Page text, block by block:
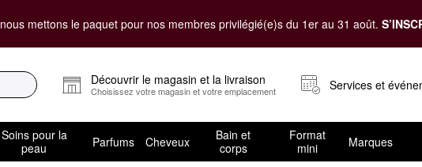
nous mettons le paquet pour nos membres privilégié(e)s du 1er au 31 août.
Découvrir le magasin et la livraison
Choisissez votre magasin et votre emplacement Services et
Soins pour la
peau
Parfums Cheveux
Bain et
corps
Format
mini
Marques